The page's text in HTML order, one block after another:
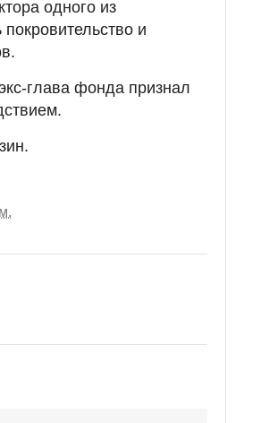
одного из
и
глава фонда признал